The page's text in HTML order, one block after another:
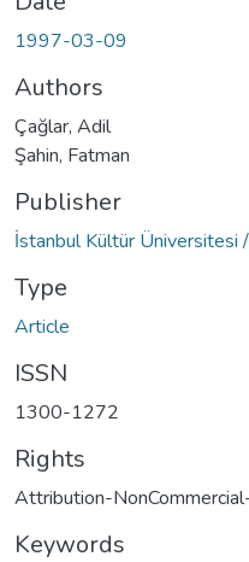
1997-03-09
Authors
Çağlar, Adil
Şahin, Fatman
Publisher
İstanbul Kültür Üniversitesi
Type
Article
ISSN
1300-1272
Rights
Attribution-
Keywords